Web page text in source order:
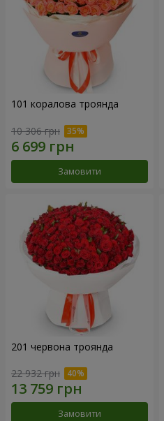
101 коралова троянда
10 306 грн
Замовити
201 червона троянда
22 932 грн
Замовити